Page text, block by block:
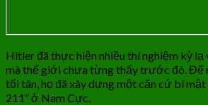
Hitler đã thực hiện nhiều thí nghiệm kỳ lạ
mà thế giới chưa từng thấy trước đó. Để
tối tân, họ đã xây dựng một căn cứ bí mật
211” ở Nam Cực.